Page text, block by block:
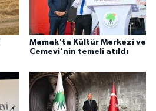
Mamak'ta Kültür Merkezi ve
Cemevi'nin temeli atıldı